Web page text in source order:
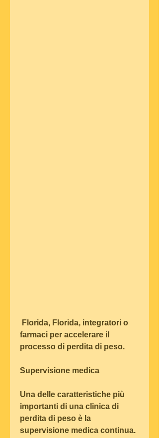
farmaci per accelerare il
processo di perdita di peso.
Supervisione medica
Una delle caratteristiche più
importanti di una clinica di
perdita di peso è la
supervisione medica continua.